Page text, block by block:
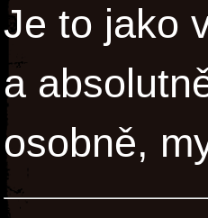
Je to jako
a
osobně,